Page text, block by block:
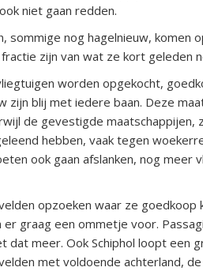
niet gaan redden.
nog hagelnieuw, komen
zijn van wat ze kort geleden
worden opgekocht,
zijn blij met iedere baan. Deze
de gevestigde maatschappijen,
hebben, vaak tegen
ook gaan afslanken, nog meer
opzoeken waar ze goedkoop
graag een ommetje voor.
dat meer. Ook Schiphol loopt een
met voldoende achterland,